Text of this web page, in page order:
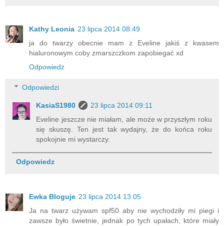
Kathy Leonia 23 lipca 2014 08:49
ja do twarzy obecnie mam z Eveline jakiś z kwasem
hialuronowym coby zmarszczkom zapobiegać xd
Odpowiedz
Odpowiedzi
KasiaS1980
23 lipca 2014 09:11
Eveline jeszcze nie miałam, ale może w przyszłym roku
się skuszę. Ten jest tak wydajny, że do końca roku
spokojnie mi wystarczy.
Odpowiedz
Ewka Bloguje 23 lipca 2014 13:05
Ja na twarz używam spf50 aby nie wychodziły mi piegi i
zawsze było świetnie, jednak po tych upałach, które miały